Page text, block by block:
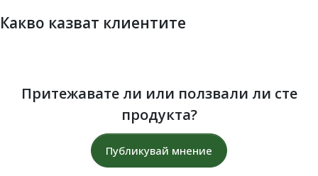
Какво казват клиентите
Притежавате ли или ползвали ли сте
продукта?
Публикувай мнение